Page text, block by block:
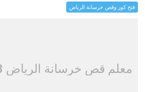
فتح كور وقص خرسانة الرياض
معلم قص خرسانة الرياض 0543219758